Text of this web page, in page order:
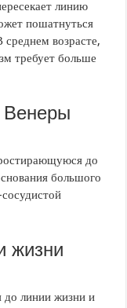
линию
пошатнуться
среднем возрасте,
требует больше
Венеры
до
большого
жизни
до линии жизни и